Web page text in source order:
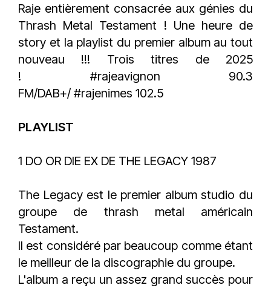
Raje entièrement consacrée aux génies du
Thrash Metal Testament ! Une heure de
story et la playlist du premier album au tout
nouveau !!! Trois titres de 2025
! #rajeavignon 90.3
FM/DAB+/ #rajenimes 102.5
PLAYLIST
1 DO OR DIE EX DE THE LEGACY 1987
The Legacy est le premier album studio du
groupe de thrash metal américain
Testament.
Il est considéré par beaucoup comme étant
le meilleur de la discographie du groupe.
L'album a reçu un assez grand succès pour